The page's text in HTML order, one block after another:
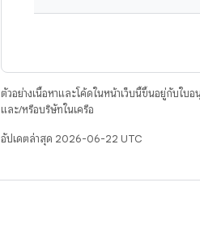
ตัวอย่างเนื้อหาและโค้ดในหน้าเว็บนี้ขึ้นอยู่กับใบ
และ/หรือบริษัทในเครือ
อัปเดตล่าสุด 2026-06-22 UTC